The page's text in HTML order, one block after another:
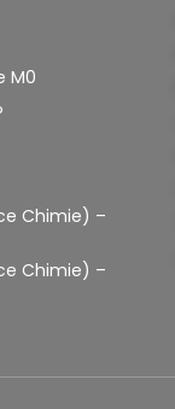
M0
Chimie) –
Chimie) –